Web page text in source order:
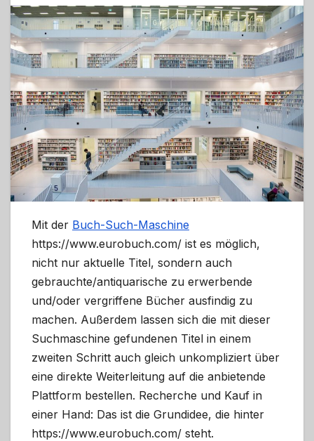
Mit der Buch-Such-Maschine
https://www.eurobuch.com/ ist es möglich,
nicht nur aktuelle Titel, sondern auch
gebrauchte/antiquarische zu erwerbende
und/oder vergriffene Bücher ausfindig zu
machen. Außerdem lassen sich die mit dieser
Suchmaschine gefundenen Titel in einem
zweiten Schritt auch gleich unkompliziert über
eine direkte Weiterleitung auf die anbietende
Plattform bestellen. Recherche und Kauf in
einer Hand: Das ist die Grundidee, die hinter
https://www.eurobuch.com/ steht.